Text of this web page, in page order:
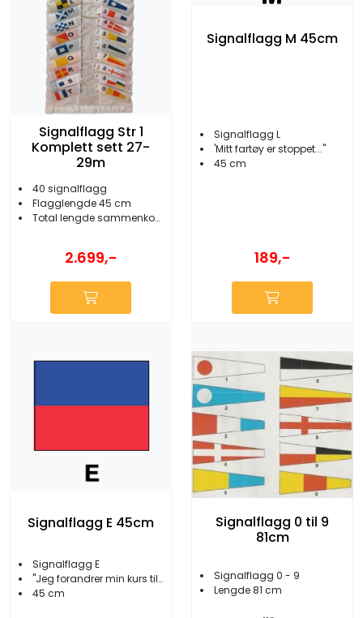
Signalflagg Str 1
Komplett sett 27-
29m
40 signalflagg
Flagglengde 45 cm
Total lengde sammenkoblet 27-29 meter
2.699,-
Signalflagg M 45cm
Signalflagg L
'Mitt fartøy er stoppet...''
45 cm
189,-
Signalflagg E 45cm
Signalflagg E
''Jeg forandrer min kurs til styrbord''
45 cm
Signalflagg 0 til 9
81cm
Signalflagg 0 - 9
Lengde 81 cm